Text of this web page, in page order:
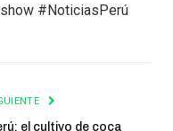
#NoticiasPerú
el cultivo de coca